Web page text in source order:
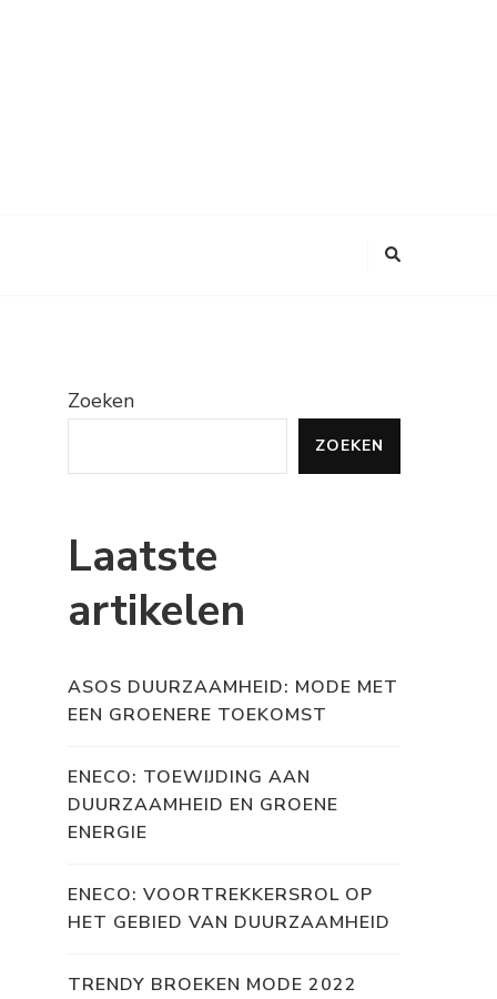
Zoeken
ZOEKEN
Laatste
artikelen
ASOS DUURZAAMHEID: MODE MET
EEN GROENERE TOEKOMST
ENECO: TOEWIJDING AAN
DUURZAAMHEID EN GROENE
ENERGIE
ENECO: VOORTREKKERSROL OP
HET GEBIED VAN DUURZAAMHEID
TRENDY BROEKEN MODE 2022